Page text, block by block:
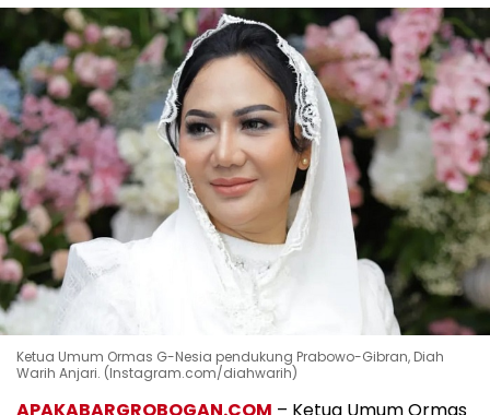
Ketua Umum Ormas G-Nesia pendukung Prabowo-Gibran, Diah
Warih Anjari. (Instagram.com/diahwarih)